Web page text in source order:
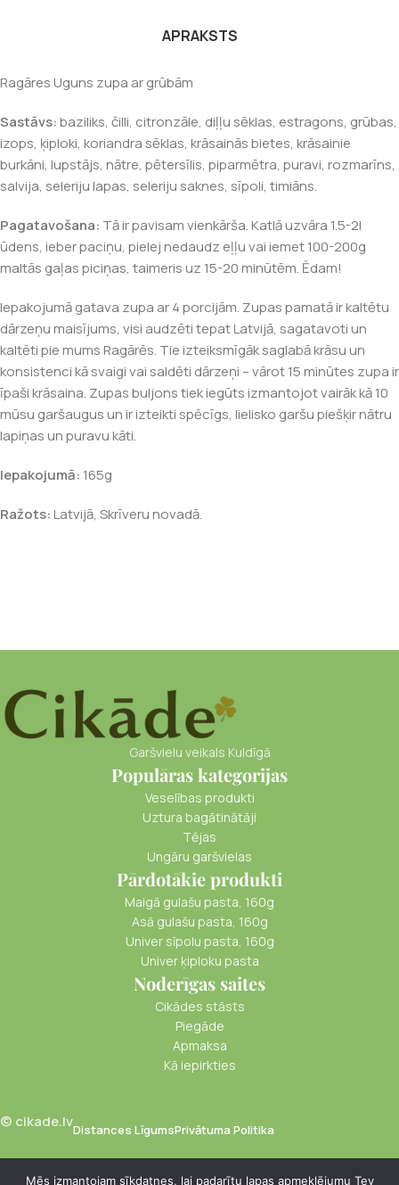
APRAKSTS
Ragāres Uguns zupa ar grūbām
Sastāvs:baziliks, čilli, citronzāle, diļļu sēklas, estragons, grūbas,
izops, ķiploki, koriandra sēklas, krāsainās bietes, krāsainie
burkāni, lupstājs, nātre, pētersīlis, piparmētra, puravi, rozmarīns,
salvija, seleriju lapas, seleriju saknes, sīpoli, timiāns.
Pagatavošana: Tā ir pavisam vienkārša. Katlā uzvāra 1.5-2l
ūdens, ieber paciņu, pielej nedaudz eļļu vai iemet 100-200g
maltās gaļas piciņas, taimeris uz 15-20 minūtēm. Ēdam!
Iepakojumā gatava zupa ar 4 porcijām. Zupas pamatā ir kaltētu
dārzeņu maisījums, visi audzēti tepat Latvijā, sagatavoti un
kaltēti pie mums Ragārēs. Tie izteiksmīgāk saglabā krāsu un
konsistenci kā svaigi vai saldēti dārzeņi – vārot 15 minūtes zupa ir
īpaši krāsaina. Zupas buljons tiek iegūts izmantojot vairāk kā 10
mūsu garšaugus un ir izteikti spēcīgs, lielisko garšu piešķir nātru
lapiņas un puravu kāti.
Iepakojumā: 165g
Ražots:Latvijā, Skrīveru novadā.
Garšvielu veikals Kuldīgā
Populāras kategorijas
Veselības produkti
Uztura bagātinātāji
Tējas
Ungāru garšvielas
Pārdotākie produkti
Maigā gulašu pasta, 160g
Asā gulašu pasta, 160g
Univer sīpolu pasta, 160g
Univer ķiploku pasta
Noderīgas saites
Cikādes stāsts
Piegāde
Apmaksa
Kā iepirkties
© cikade.lvDistances LīgumsPrivātuma Politika
Mēs izmantojam sīkdatnes, lai padarītu lapas apmeklējumu Tev